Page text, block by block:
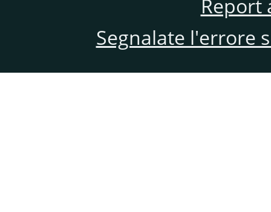
Report
Segnalate l'errore